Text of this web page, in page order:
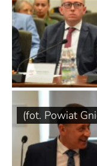
(fot. Powiat